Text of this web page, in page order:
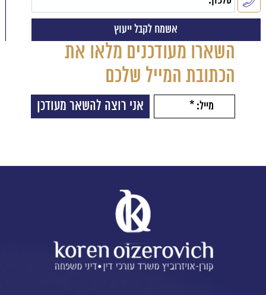
השארו מעודכנים מלאו את
הכתובת המייל שלכם